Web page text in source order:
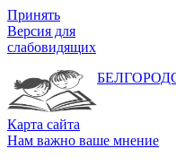
Принять
Версия для
слабовидящих
Карта сайта
Нам важно ваше мнение